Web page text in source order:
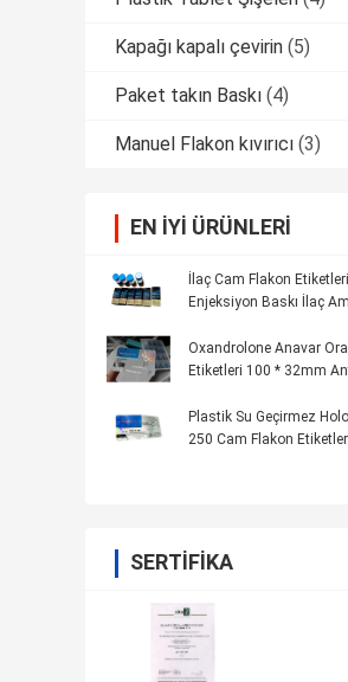
Kapağı kapalı çevirin (5)
Paket takın Baskı (4)
Manuel Flakon kıvırıcı (3)
EN IYI ÜRÜNLERI
İlaç Cam Flakon
Enjeksiyon Baskı İlaç
Oxandrolone Anavar
Etiketleri 100 * 32mm
Plastik Su Geçirmez
250 Cam Flakon
SERTIFIKA